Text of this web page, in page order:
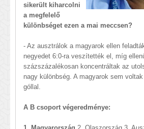
sikerült kiharcolni
a megfelelő
különbséget ezen a mai meccsen?
- Az ausztrálok a magyarok ellen
negyedet 6:0-ra veszítették el, míg
százszázalékosan koncentráltak az
nagy különbség. A magyarok sem
góllal.
A B csoport végeredménye: